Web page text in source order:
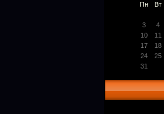
Пн
Вт
3
4
10
11
17
18
24
25
31